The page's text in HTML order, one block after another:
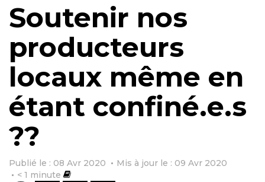
Soutenir nos
producteurs
locaux même en
étant confiné.e.s
??
Publié le : 08 Avr 2020
Mis à jour le : 09 Avr 2020
< 1 minute